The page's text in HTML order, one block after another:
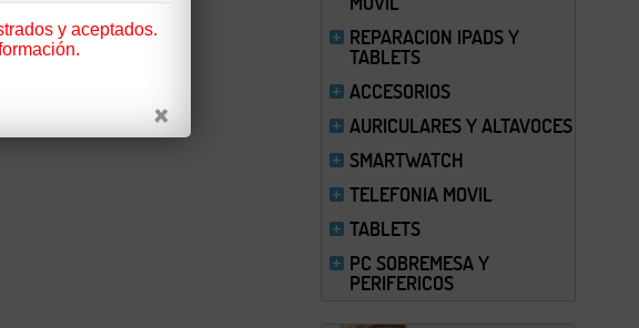
REPARACION IPADS Y
TABLETS
ACCESORIOS
AURICULARES Y ALTAVOCES
SMARTWATCH
TELEFONIA MOVIL
TABLETS
PC SOBREMESA Y
PERIFERICOS
y aceptados.